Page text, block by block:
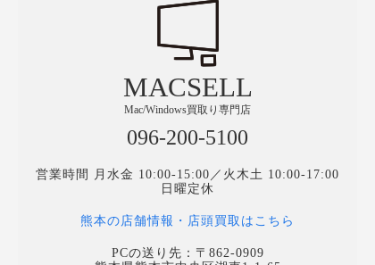
MACSELL
Mac/Windows買取り専門店
096-200-5100
営業時間 月水金 10:00-15:00／火木土 10:00-17:00
日曜定休
熊本の店舗情報・店頭買取はこちら
PCの送り先：〒862-0909